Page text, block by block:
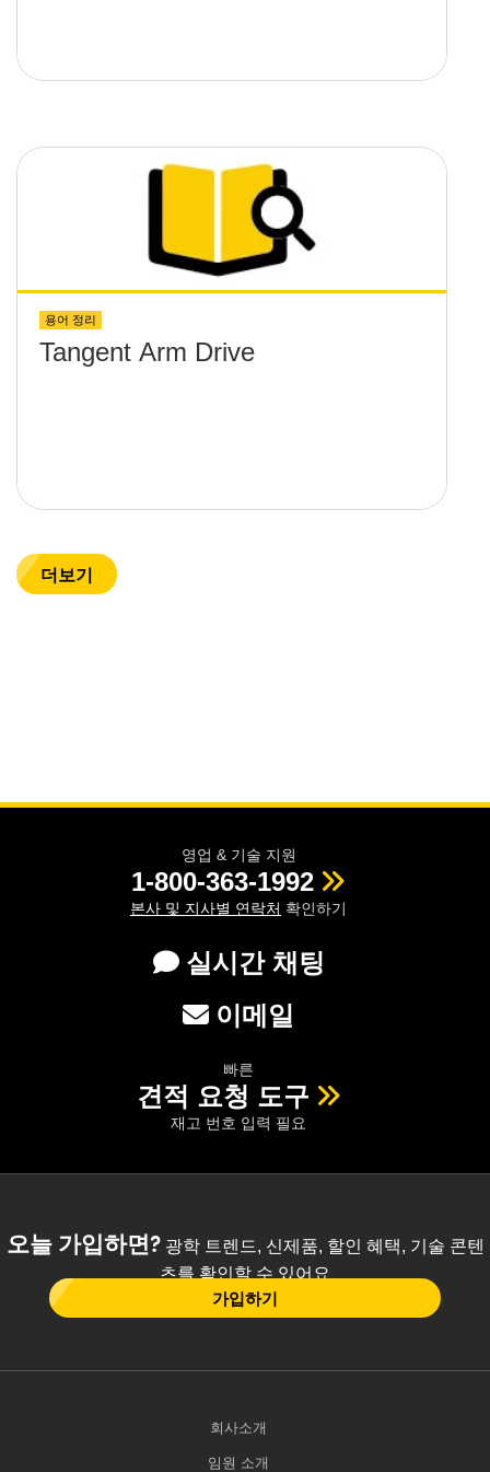
용어 정리
Tangent Arm Drive
더보기
영업 & 기술 지원
1-800-363-1992
본사 및 지사별 연락처 확인하기
실시간 채팅
이메일
빠른
견적 요청 도구
재고 번호 입력 필요
오늘 가입하면?광학 트렌드, 신제품, 할인 혜택, 기술 콘텐
츠를 확인할 수 있어요
가입하기
회사소개
임원 소개